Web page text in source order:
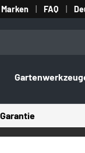
Marken FAQ